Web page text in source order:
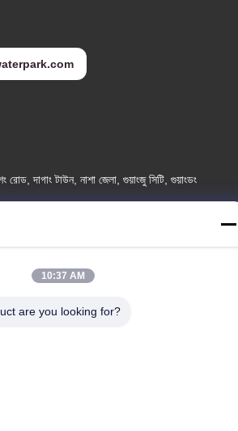
রোড, দাগাং টাউন, নাশা জেলা, গুয়াংজু সিটি, গুয়াংডং
10:37 AM
are you looking for?